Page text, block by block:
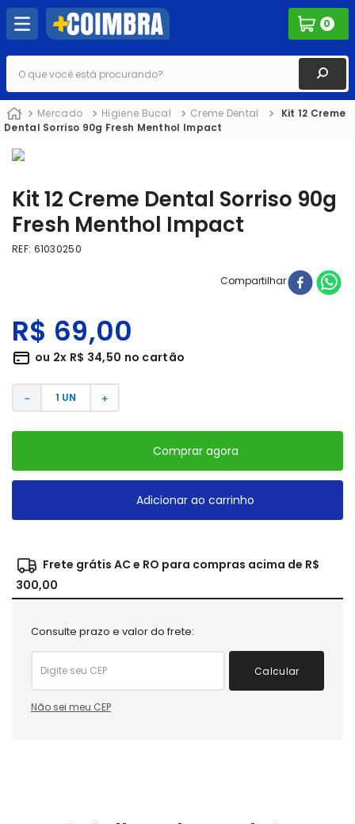
0
O que você está procurando?
Mercado Higiene Bucal Creme Dental
Kit 12 Creme
Dental Sorriso 90g Fresh Menthol Impact
Kit 12 Creme Dental Sorriso 90g
Fresh Menthol Impact
REF: 61030250
Compartilhar
R$ 69,00
ou 2x R$ 34,50 no cartão
＋
－
Comprar agora
Adicionar ao carrinho
Frete grátis AC e RO para compras acima de R$
300,00
Consulte prazo e valor do frete:
Calcular
Não sei meu CEP